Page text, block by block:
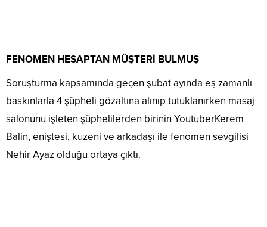
FENOMEN HESAPTAN MÜŞTERİ BULMUŞ
Soruşturma kapsamında geçen şubat ayında eş zamanlı
baskınlarla 4 şüpheli gözaltına alınıp tutuklanırken masaj
salonunu işleten şüphelilerden birinin YoutuberKerem
Balin, eniştesi, kuzeni ve arkadaşı ile fenomen sevgilisi
Nehir Ayaz olduğu ortaya çıktı.